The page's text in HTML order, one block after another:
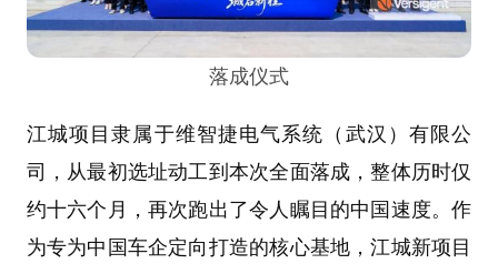
落成仪式
江城项目隶属于维智捷电气系统（武汉）有限公
司，从最初选址动工到本次全面落成，整体历时仅
约十六个月，再次跑出了令人瞩目的中国速度。作
为专为中国车企定向打造的核心基地，江城新项目